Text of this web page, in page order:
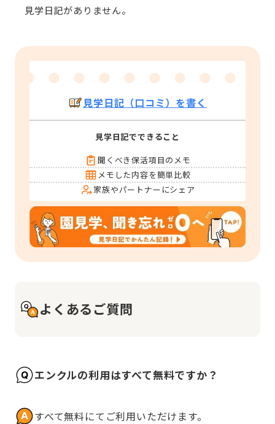
見学日記がありません。
見学日記（口コミ）を書く
見学日記でできること
聞くべき保活項目のメモ
メモした内容を簡単比較
家族やパートナーにシェア
よくあるご質問
エンクルの利用はすべて無料ですか？
すべて無料にてご利用いただけます。